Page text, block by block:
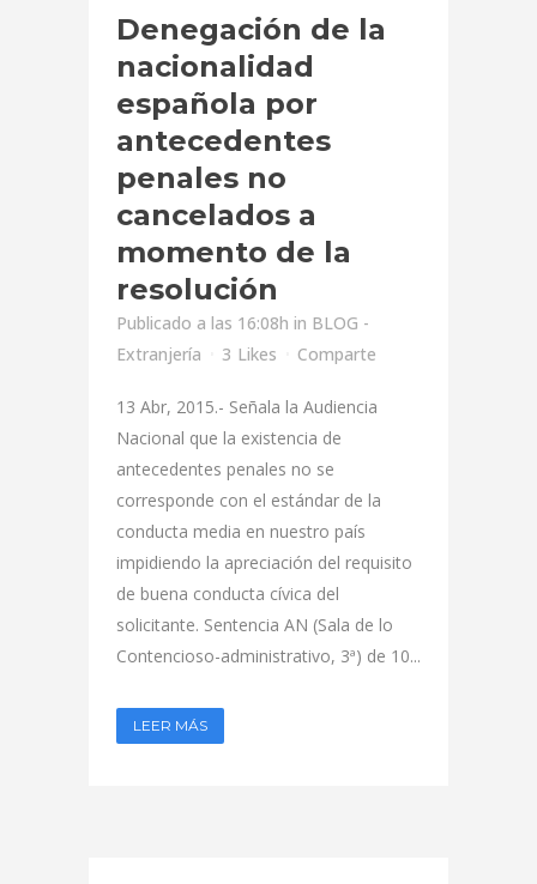
Denegación de la
nacionalidad
española por
antecedentes
penales no
cancelados a
momento de la
resolución
Publicado a las 16:08h in BLOG -
Extranjería
3 Likes Comparte
13 Abr, 2015.- Señala la Audiencia
Nacional que la existencia de
antecedentes penales no se
corresponde con el estándar de la
conducta media en nuestro país
impidiendo la apreciación del requisito
de buena conducta cívica del
solicitante. Sentencia AN (Sala de lo
Contencioso-administrativo, 3ª) de 10...
LEER MÁS